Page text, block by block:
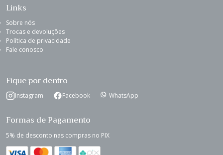
Links
Sobre nós
Trocas e devoluções
Política de privacidade
Fale conosco
Fique por dentro
Instagram Facebook WhatsApp
Formas de Pagamento
5% de desconto nas compras no PIX